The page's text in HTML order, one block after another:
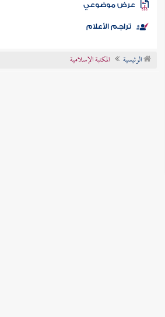
الكتب
موضوعي
تراجم الأعلام
الرئيسية المكتبة الإسلامية